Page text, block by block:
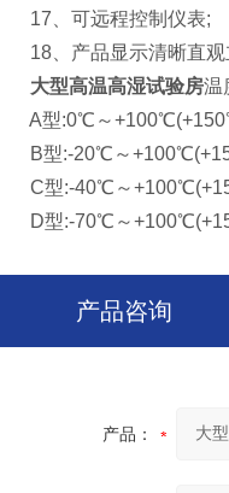
17、可远程控制仪表;
18、产品显示清晰直观
大型高温高湿试验房温
A型:0℃～
B型:-20℃～
C型:-40℃～
D型:-70℃～
产品咨询
产品：